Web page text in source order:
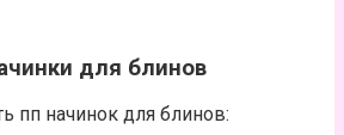
для блинов
пп начинок для блинов: